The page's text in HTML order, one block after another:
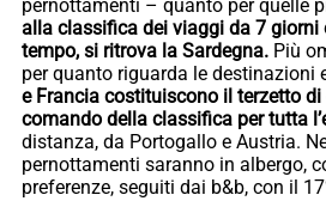
pernottamenti – quanto per quelle
alla classifica dei viaggi da 7 giorni
tempo, si ritrova la Sardegna. Più
per quanto riguarda le destinazioni
e Francia costituiscono il terzetto di
comando della classifica per tutta
distanza, da Portogallo e Austria.
pernottamenti saranno in albergo,
preferenze, seguiti dai b&b, con il